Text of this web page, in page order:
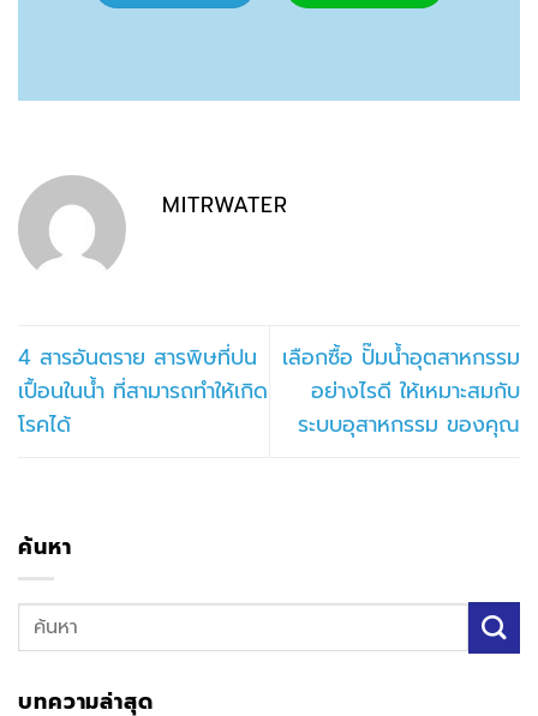
MITRWATER
4 สารอันตราย สารพิษที่ปน
เปื้อนในน้ำ ที่สามารถทำให้เกิด
โรคได้
เลือกซื้อ ปั๊มน้ำอุตสาหกรรม
อย่างไรดี ให้เหมาะสมกับ
ระบบอุสาหกรรม ของคุณ
ค้นหา
บทความล่าสุด